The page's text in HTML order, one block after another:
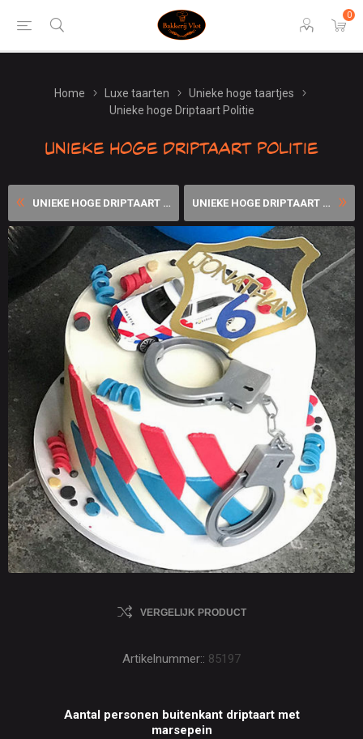
0
Home Luxe taarten
Unieke hoge taartjes
Unieke hoge Driptaart Politie
Unieke hoge Driptaart Politie
UNIEKE HOGE DRIPTAART PAW P... UNIEKE HOGE DRIPTAART REGEN...
VERGELIJK PRODUCT
Artikelnummer:: 85197
Aantal personen buitenkant driptaart met
marsepein